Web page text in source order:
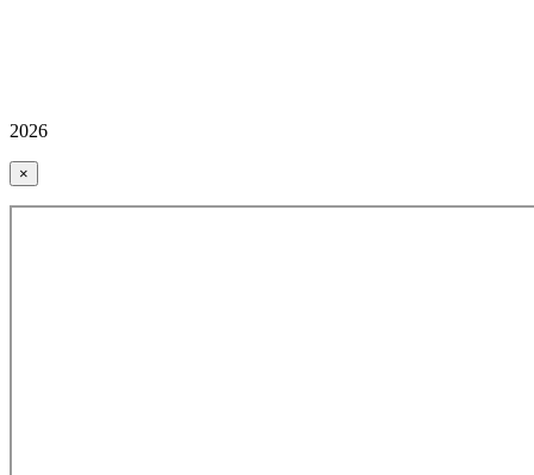
2026
×